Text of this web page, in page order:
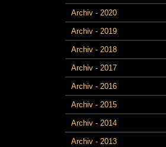
Archiv - 2020
Archiv - 2019
Archiv - 2018
Archiv - 2017
Archiv - 2016
Archiv - 2015
Archiv - 2014
Archiv - 2013